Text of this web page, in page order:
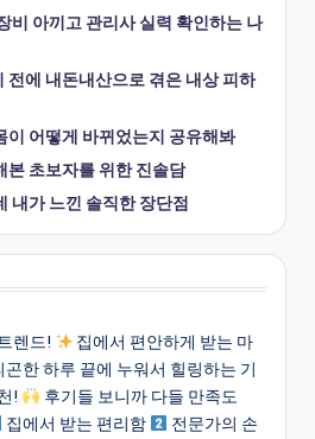
비 아끼고 관리사 실력 확인하는 나
전에 내돈내산으로 겪은 내상 피하
이 어떻게 바뀌었는지 공유해봐
본 초보자를 위한 진솔담
내가 느낀 솔직한 장단점
렌드!
집에서 편안하게 받는 마
곤한 하루 끝에 누워서 힐링하는 기
!
후기들 보니까 다들 만족도
집에서 받는 편리함
전문가의 손